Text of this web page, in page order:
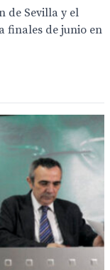
de Sevilla y el
finales de junio en